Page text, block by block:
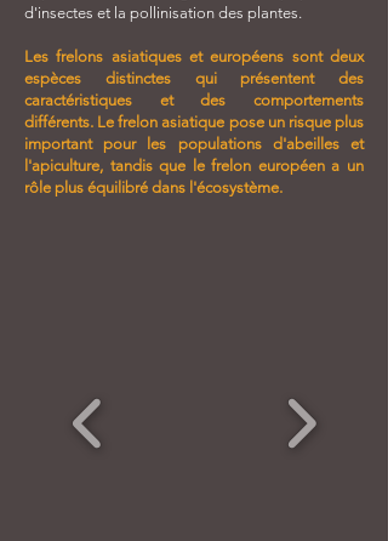
d'insectes et la pollinisation des plantes.
Les frelons asiatiques et européens sont deux
espèces distinctes qui présentent des
caractéristiques et des comportements
différents. Le frelon asiatique pose un risque plus
important pour les populations d'abeilles et
l'apiculture, tandis que le frelon européen a un
rôle plus équilibré dans l'écosystème.